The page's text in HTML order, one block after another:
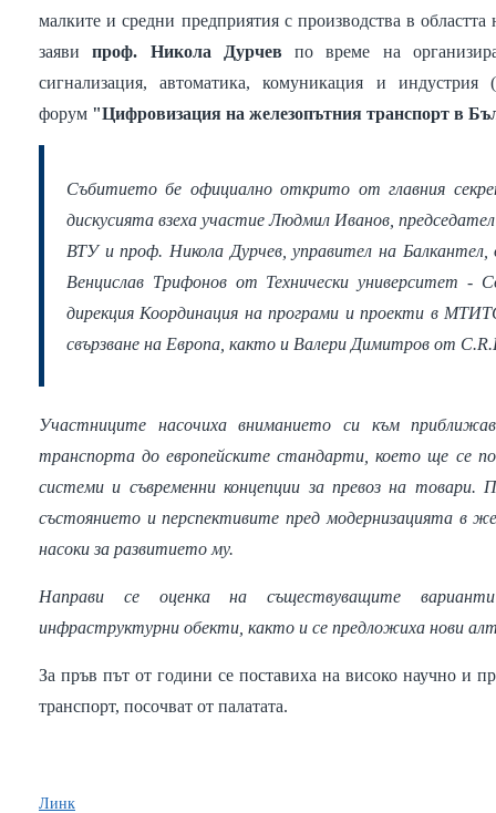
малките и средни предприятия с производства в
заявипроф. Никола Дурчев по време на
сигнализация, автоматика, комуникация и
форум "Цифровизация на железопътния транспорт в
Събитието бе официално открито от главния
дискусията взеха участие Людмил Иванов,
ВТУ и проф. Никола Дурчев, управител на Балкантел,
Венцислав Трифонов от Технически университет -
дирекция Координация на програми и проекти в
свързване на Европа, както и Валери Димитров от
Участниците насочиха вниманието си към
транспорта до европейските стандарти, което ще се
системи и съвременни концепции за превоз на товари.
състоянието и перспективите пред модернизацията в
насоки за развитието му.
Направи се оценка на съществуващите
инфраструктурни обекти, както и се предложиха нови
За пръв път от години се поставиха на високо научно и
транспорт, посочват от палатата.
Линк